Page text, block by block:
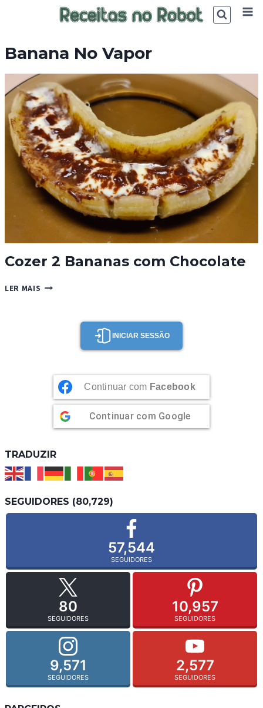
Banana No Vapor
Cozer 2 Bananas com Chocolate
LER MAIS COZER
INICIAR SESSÃO
Continuar com Facebook
Continuar com Google
TRADUZIR
SEGUIDORES (80,729)
57,544
SEGUIDORES
80
SEGUIDORES
10,957
SEGUIDORES
9,571
SEGUIDORES
2,577
SEGUIDORES